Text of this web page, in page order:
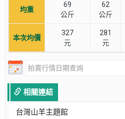
均重
69
公斤
62
公斤
本次均價
327
元
281
元
相關連結
台灣山羊主題館